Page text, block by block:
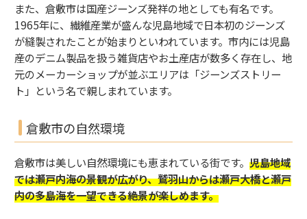
また、倉敷市は国産ジーンズ発祥の地としても有名です。
1965年に、繊維産業が盛んな児島地域で日本初のジーンズ
が縫製されたことが始まりといわれています。市内には児島
産のデニム製品を扱う雑貨店やお土産店が数多く存在し、地
元のメーカーショップが並ぶエリアは「ジーンズストリー
ト」という名で親しまれています。
倉敷市の自然環境
倉敷市は美しい自然環境にも恵まれている街です。 児島地域
では瀬戸内海の景観が広がり、鷲羽山からは瀬戸大橋と瀬戸
内の多島海を一望できる絶景が楽しめます。